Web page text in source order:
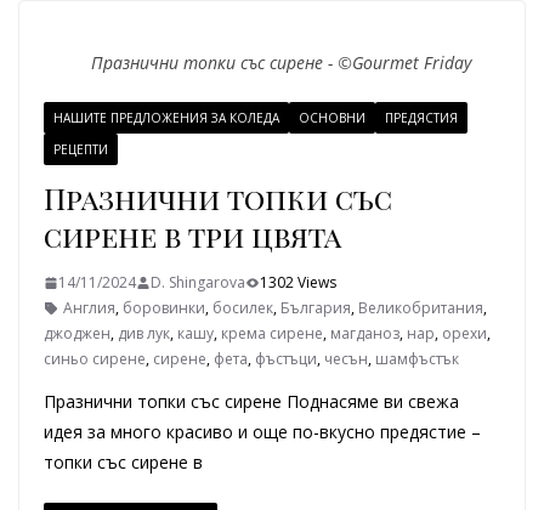
Празнични топки със сирене - ©Gourmet Friday
НАШИТЕ ПРЕДЛОЖЕНИЯ ЗА КОЛЕДА ОСНОВНИ
ПРЕДЯСТИЯ
РЕЦЕПТИ
Празнични топки със
сирене в три цвята
14/11/2024 D. Shingarova
1302 Views
Англия, боровинки, босилек, България, Великобритания,
джоджен, див лук, кашу, крема сирене, магданоз, нар, орехи,
синьо сирене, сирене, фета, фъстъци, чесън, шамфъстък
Празнични топки със сирене Поднасяме ви свежа
идея за много красиво и още по-вкусно предястие –
топки със сирене в